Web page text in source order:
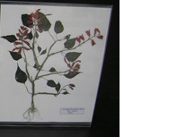
药腊叶标本
药切片标本
骼标本